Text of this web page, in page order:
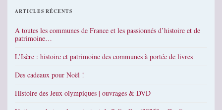
ARTICLES RÉCENTS
A toutes les communes de France et les passionnés d’histoire et de
patrimoine…
L’Isère : histoire et patrimoine des communes à portée de livres
Des cadeaux pour Noël !
Histoire des Jeux olympiques | ouvrages & DVD